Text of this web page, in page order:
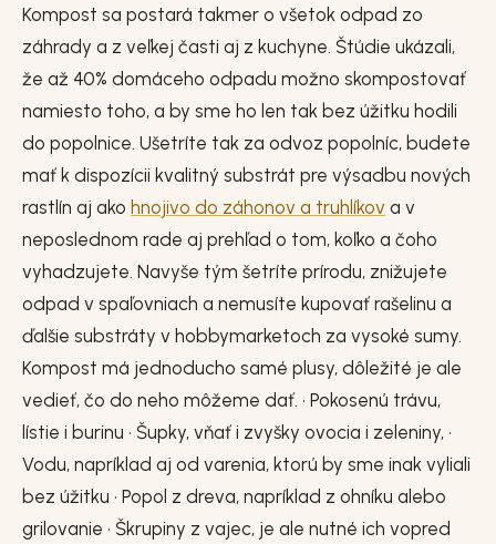
Kompost sa postará takmer o všetok odpad zo
záhrady a z veľkej časti aj z kuchyne. Štúdie ukázali,
že až 40% domáceho odpadu možno skompostovať
namiesto toho, a by sme ho len tak bez úžitku hodili
do popolnice. Ušetríte tak za odvoz popolníc, budete
mať k dispozícii kvalitný substrát pre výsadbu nových
rastlín aj ako hnojivo do záhonov a truhlíkov a v
neposlednom rade aj prehľad o tom, koľko a čoho
vyhadzujete. Navyše tým šetríte prírodu, znižujete
odpad v spaľovniach a nemusíte kupovať rašelinu a
ďalšie substráty v hobbymarketoch za vysoké sumy.
Kompost má jednoducho samé plusy, dôležité je ale
vedieť, čo do neho môžeme dať. • Pokosenú trávu,
lístie i burinu • Šupky, vňať i zvyšky ovocia i zeleniny, •
Vodu, napríklad aj od varenia, ktorú by sme inak vyliali
bez úžitku • Popol z dreva, napríklad z ohníku alebo
grilovanie • Škrupiny z vajec, je ale nutné ich vopred